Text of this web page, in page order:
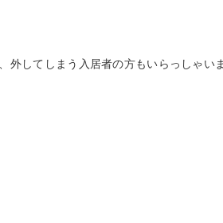
外してしまう入居者の方もいらっしゃい